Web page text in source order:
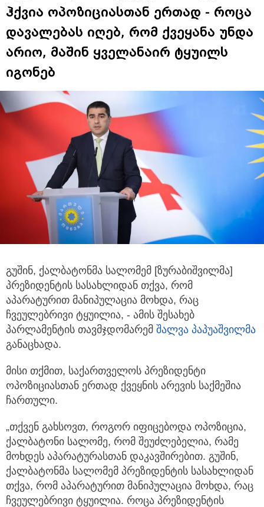
ჰქვია ოპოზიციასთან ერთად - როცა
დავალებას იღებ, რომ ქვეყანა უნდა
არიო, მაშინ ყველანაირ ტყუილს
იგონებ
გუშინ, ქალბატონმა სალომემ [ზურაბიშვილმა]
პრეზიდენტის სასახლიდან თქვა, რომ
აპარატურით მანიპულაცია მოხდა, რაც
ჩვეულებრივი ტყუილია, - ამის შესახებ
პარლამენტის თავმჯდომარემ შალვა პაპუაშვილმა
განაცხადა.
მისი თქმით, საქართველოს პრეზიდენტი
ოპოზიციასთან ერთად ქვეყნის არევის საქმეშია
ჩართული.
„თქვენ გახსოვთ, როგორ იფიცებოდა ოპოზიცია,
ქალბატონი სალომე, რომ შეუძლებელია, რამე
მოხდეს აპარატურასთან დაკავშირებით. გუშინ,
ქალბატონმა სალომემ პრეზიდენტის სასახლიდან
თქვა, რომ აპარატურით მანიპულაცია მოხდა, რაც
ჩვეულებრივი ტყუილია. როცა პრეზიდენტის